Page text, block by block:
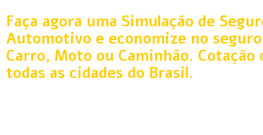
Faça agora uma Simulação de
Automotivo e economize no
Carro, Moto ou Caminhão. Cotação
todas as cidades do Brasil.